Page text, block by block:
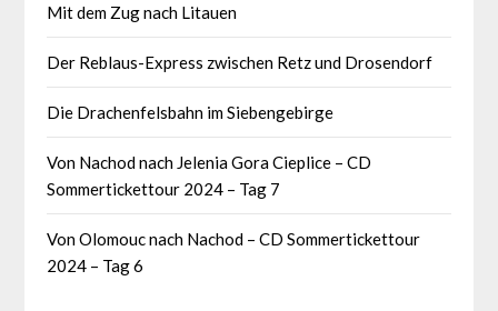
Mit dem Zug nach Litauen
Der Reblaus-Express zwischen Retz und Drosendorf
Die Drachenfelsbahn im Siebengebirge
Von Nachod nach Jelenia Gora Cieplice – CD
Sommertickettour 2024 – Tag 7
Von Olomouc nach Nachod – CD Sommertickettour
2024 – Tag 6